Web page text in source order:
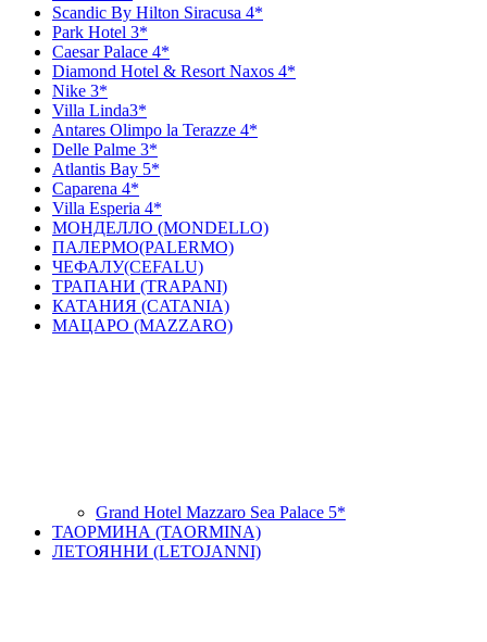
Scandic By Hilton Siracusa 4*
Park Hotel 3*
Caesar Palace 4*
Diamond Hotel & Resort Naxos 4*
Nike 3*
Villa Linda3*
Antares Olimpo la Terazze 4*
Delle Palme 3*
Atlantis Bay 5*
Caparena 4*
Villa Esperia 4*
МОНДЕЛЛО (MONDELLO)
ПАЛЕРМО(PALERMO)
ЧЕФАЛУ(CEFALU)
ТРАПАНИ (TRAPANI)
КАТАНИЯ (CATANIA)
МАЦАРО (MAZZARO)
Grand Hotel Mazzaro Sea Palace 5*
ТАОРМИНА (TAORMINA)
ЛЕТОЯННИ (LETOJANNI)